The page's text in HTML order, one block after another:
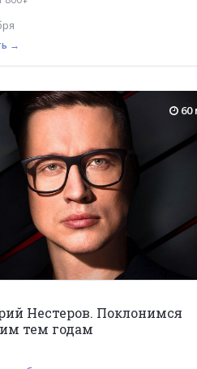
→
60
Нестеров. Поклонимся
тем годам